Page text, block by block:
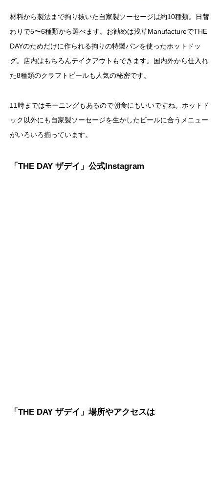
材料から製法まで拘り抜いた自家製ソーセージは約10種類。日替
わりで5〜6種類から選べます。お勧めは浅草ManufactureでTHE
DAYのためだけに作られる拘りの特製パンを使ったホットドッ
グ。店内はもちろんテイクアウトもできます。国内外から仕入れ
た8種類のクラフトビールも人気の秘密です。
11時まではモーニングもあるので朝食にもいいですね。ホットド
ック以外にも自家製ソーセージを生かしたビールに合うメニュー
がいろいろ揃っています。
「THE DAY ザデイ」公式Instagram
「THE DAY ザデイ」場所やアクセスは